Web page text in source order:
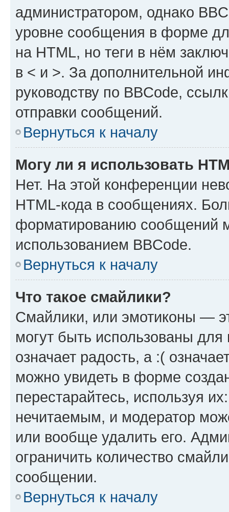
администратором, однако
уровне сообщения в форме
на HTML, но теги в нём
в < и >. За дополнительной
руководству по BBCode,
отправки сообщений.
Вернуться к началу
Могу ли я использовать
Нет. На этой конференции
HTML-кода в сообщениях.
форматированию сообщений
использованием BBCode.
Вернуться к началу
Что такое смайлики?
Смайлики, или эмотиконы —
могут быть использованы
означает радость, а :(
можно увидеть в форме
перестарайтесь, используя
нечитаемым, и модератор
или вообще удалить его.
ограничить количество
сообщении.
Вернуться к началу